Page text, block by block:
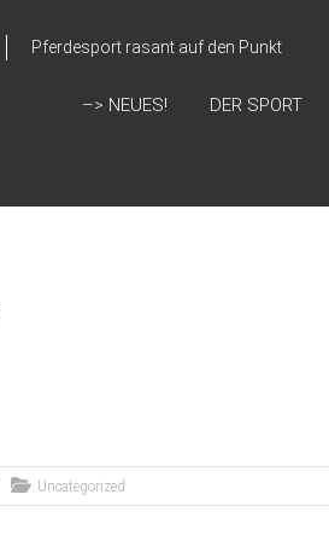
Pferdesport rasant auf den Punkt
–> NEUES! DER SPORT
Uncategorized